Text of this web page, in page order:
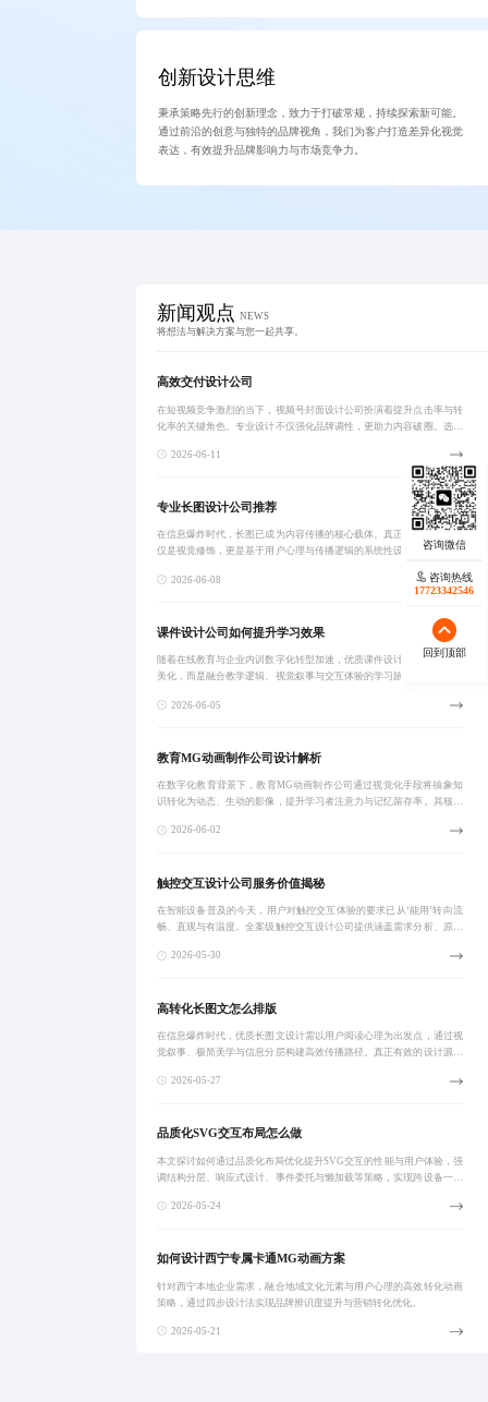
创新设计思维
秉承策略先行的创新理念，致力于打破常规，持续探索新可能。
通过前沿的创意与独特的品牌视角，我们为客户打造差异化视觉
表达，有效提升品牌影响力与市场竞争力。
新闻观点 NEWS
将想法与解决方案与您一起共享。
高效交付设计公司
在短视频竞争激烈的当下，视频号封面设计公司扮演着提升点击率与转
化率的关键角色。专业设计不仅强化品牌调性，更助力内容破圈。选择
视觉差异化的重
2026-06-11
专业长图设计公司推荐
在信息爆炸时代，长图已成为内容传播的核心载体。真正有效的美化不
仅是视觉修饰，更是基于用户心理与传播逻辑的系统性设计策略，涵盖
引导等创新玩法
2026-06-08
课件设计公司如何提升学习效果
随着在线教育与企业内训数字化转型加速，优质课件设计不再只是视觉
美化，而是融合教学逻辑、视觉叙事与交互体验的学习旅程设计。专业
实现培训效能质
2026-06-05
教育MG动画制作公司设计解析
在数字化教育背景下，教育MG动画制作公司通过视觉化手段将抽象知
识转化为动态、生动的影像，提升学习者注意力与记忆留存率。其核心
实现知识高效传
2026-06-02
触控交互设计公司服务价值揭秘
在智能设备普及的今天，用户对触控交互体验的要求已从‘能用’转向流
畅、直观与有温度。全案级触控交互设计公司提供涵盖需求分析、原型
可持续的用户
2026-05-30
高转化长图文怎么排版
在信息爆炸时代，优质长图文设计需以用户阅读心理为出发点，通过视
觉叙事、极简美学与信息分层构建高效传播路径。真正有效的设计源于
长图文内容，助
2026-05-27
品质化SVG交互布局怎么做
本文探讨如何通过品质化布局优化提升SVG交互的性能与用户体验，强
调结构分层、响应式设计、事件委托与懒加载等策略，实现跨设备一致
2026-05-24
如何设计西宁专属卡通MG动画方案
针对西宁本地企业需求，融合地域文化元素与用户心理的高效转化动画
策略，通过四步设计法实现品牌辨识度提升与营销转化优化。
2026-05-21
咨询热线
17723342546
回到顶部